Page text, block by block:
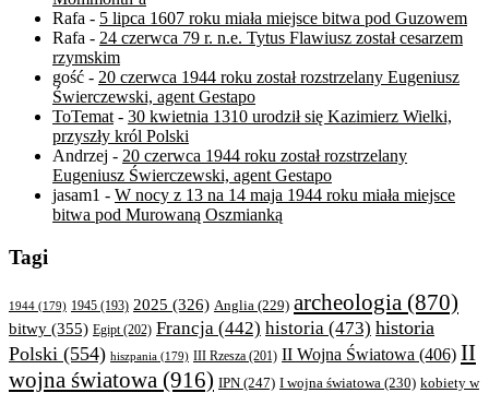
Rafa - 5 lipca 1607 roku miała miejsce bitwa pod Guzowem
Rafa - 24 czerwca 79 r. n.e. Tytus Flawiusz został cesarzem
rzymskim
gość - 20 czerwca 1944 roku został rozstrzelany Eugeniusz
Świerczewski, agent Gestapo
ToTemat - 30 kwietnia 1310 urodził się Kazimierz Wielki,
przyszły król Polski
Andrzej - 20 czerwca 1944 roku został rozstrzelany
Eugeniusz Świerczewski, agent Gestapo
jasam1 - W nocy z 13 na 14 maja 1944 roku miała miejsce
bitwa pod Murowaną Oszmianką
Tagi
1944 (179) 1945 (193) 2025 (326) Anglia (229) archeologia (870)
bitwy (355) Egipt(202) Francja (442) historia (473) historia
Polski (554) hiszpania (179) III Rzesza (201) II Wojna Światowa (406) II
wojna światowa (916) IPN (247) I wojna światowa (230) kobiety w